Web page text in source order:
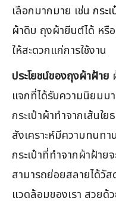
เลือกมากมาย เช่น กระ
ผ้าดิบ ถุงผ้ายีนต์ได้ หรื
ให้สะดวกแก่การใช้งาน
ประโยชน์ของถุงผ้าฝ้าย
แจกที่ได้รับความนิยมม
กระเป๋าผ้าทำจากเส้นใ
สังเคราะห์มีความทนทา
กระเป๋าที่ทำจากผ้าฝ้า
สามารถย่อยสลายได้วั
แวดล้อมของเรา สวยด้